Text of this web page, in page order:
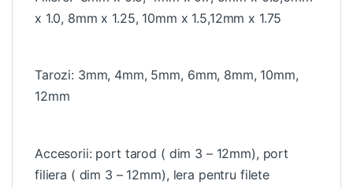
x 1.0, 8mm x 1.25, 10mm x 1.5,12mm x 1.75
Tarozi: 3mm, 4mm, 5mm, 6mm, 8mm, 10mm,
12mm
Accesorii: port tarod ( dim 3 – 12mm), port
filiera ( dim 3 – 12mm), lera pentru filete